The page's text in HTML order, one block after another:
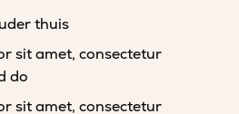
thuis
sit amet, consectetur
do
sit amet, consectetur